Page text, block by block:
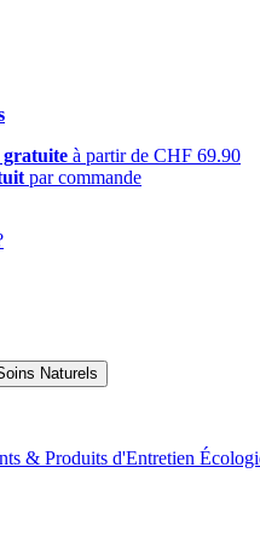
gratuite à partir de CHF 69.90
par commande
& Produits d'Entretien